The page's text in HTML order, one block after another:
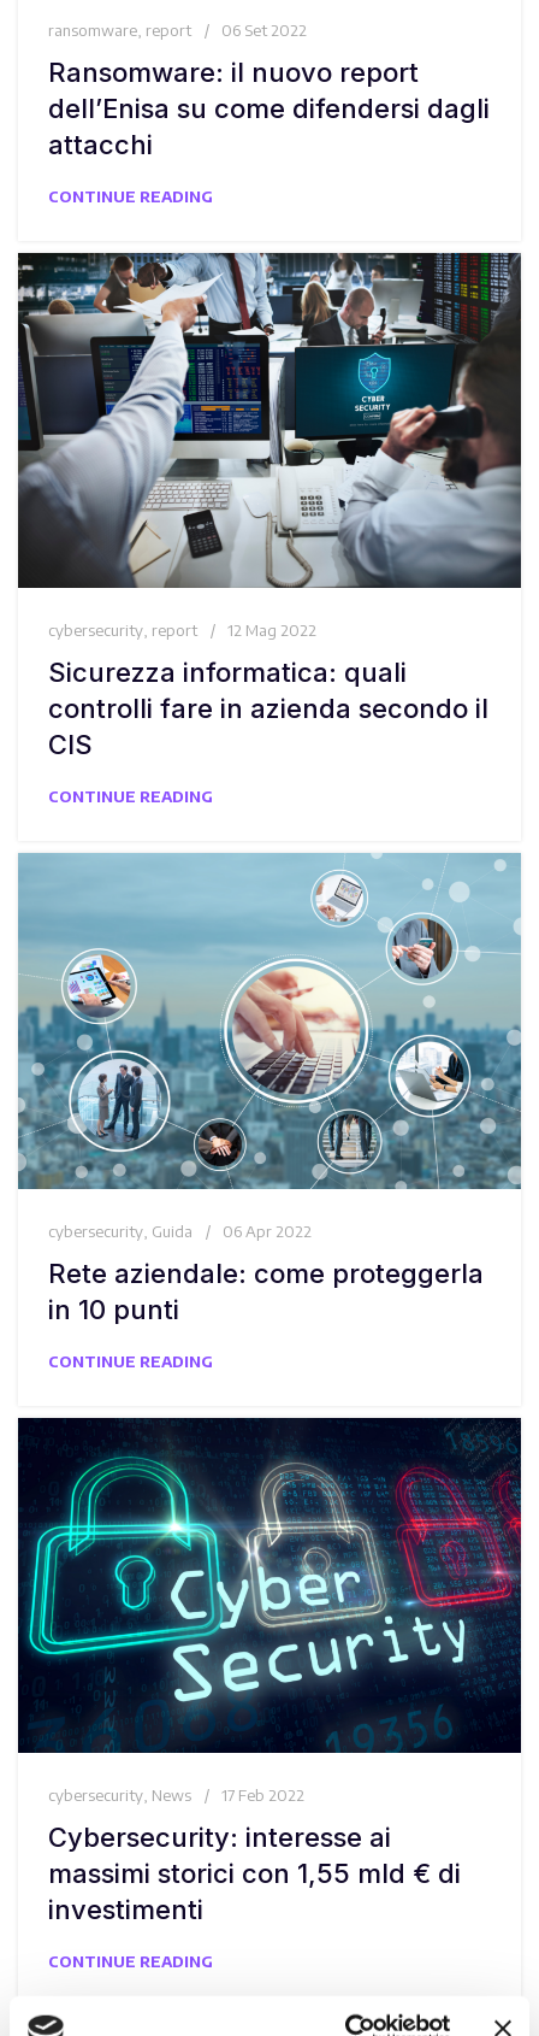
ransomware report 06 Set 2022
Ransomware: il nuovo report
dell’Enisa su come difendersi dagli
attacchi
CONTINUE READING
cybersecurity report 12 Mag 2022
Sicurezza informatica: quali
controlli fare in azienda secondo il
CIS
CONTINUE READING
cybersecurity Guida 06 Apr 2022
Rete aziendale: come proteggerla
in 10 punti
CONTINUE READING
cybersecurity, News 17 Feb 2022
Cybersecurity: interesse ai
massimi storici con 1,55 mld € di
investimenti
CONTINUE READING